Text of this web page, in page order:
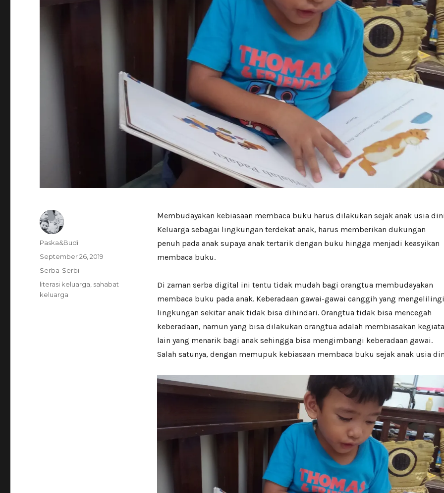
Membudayakan kebiasaan membaca buku harus dilakukan sejak anak usia
Keluarga sebagai lingkungan terdekat anak, harus memberikan dukungan
penuh pada anak supaya anak tertarik dengan buku hingga menjadi keasyikan
membaca buku.
Di zaman serba digital ini tentu tidak mudah bagi orangtua membudayakan
membaca buku pada anak. Keberadaan gawai-gawai canggih yang mengelilingi
lingkungan sekitar anak tidak bisa dihindari. Orangtua tidak bisa mencegah
keberadaan, namun yang bisa dilakukan orangtua adalah membiasakan
lain yang menarik bagi anak sehingga bisa mengimbangi keberadaan gawai.
Salah satunya, dengan memupuk kebiasaan membaca buku sejak anak usia
Author
Paska&Budi
Posted
September 26, 2019
Categories
Serba-Serbi
Tags
literasi keluarga sahabat
keluarga